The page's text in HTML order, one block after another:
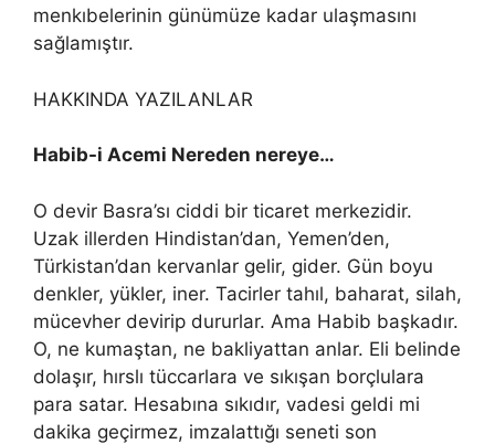
menkıbelerinin günümüze kadar ulaşmasını
sağlamıştır.
HAKKINDA YAZILANLAR
Habib-i Acemi Nereden nereye…
O devir Basra’sı ciddi bir ticaret merkezidir.
Uzak illerden Hindistan’dan, Yemen’den,
Türkistan’dan kervanlar gelir, gider. Gün boyu
denkler, yükler, iner. Tacirler tahıl, baharat, silah,
mücevher devirip dururlar. Ama Habib başkadır.
O, ne kumaştan, ne bakliyattan anlar. Eli belinde
dolaşır, hırslı tüccarlara ve sıkışan borçlulara
para satar. Hesabına sıkıdır, vadesi geldi mi
dakika geçirmez, imzalattığı seneti son